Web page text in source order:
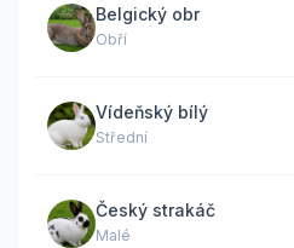
Belgický obr
Obří
Vídeňský bílý
Střední
Český strakáč
Malé